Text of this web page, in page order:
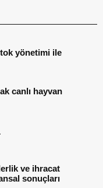
yönetimi ile
canlı hayvan
ve ihracat
sonuçları